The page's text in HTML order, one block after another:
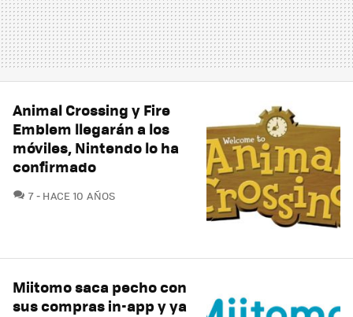
Animal Crossing y Fire
Emblem llegarán a los
móviles, Nintendo lo ha
confirmado
7COMENTARIOS
HACE 10 AÑOS
Miitomo saca pecho con
sus compras in-app y ya